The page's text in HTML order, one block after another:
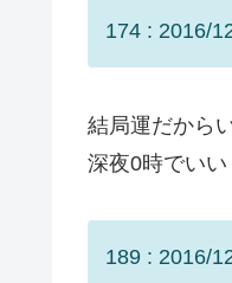
174 : 2016/
結局運だから
深夜0時でいい
189 : 2016/